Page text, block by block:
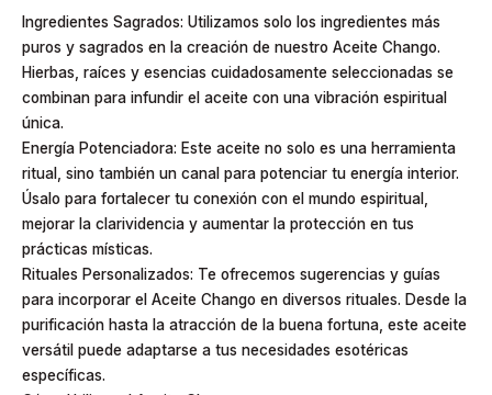
Ingredientes Sagrados: Utilizamos solo los ingredientes más
puros y sagrados en la creación de nuestro Aceite Chango.
Hierbas, raíces y esencias cuidadosamente seleccionadas se
combinan para infundir el aceite con una vibración espiritual
única.
Energía Potenciadora: Este aceite no solo es una herramienta
ritual, sino también un canal para potenciar tu energía interior.
Úsalo para fortalecer tu conexión con el mundo espiritual,
mejorar la clarividencia y aumentar la protección en tus
prácticas místicas.
Rituales Personalizados: Te ofrecemos sugerencias y guías
para incorporar el Aceite Chango en diversos rituales. Desde la
purificación hasta la atracción de la buena fortuna, este aceite
versátil puede adaptarse a tus necesidades esotéricas
específicas.